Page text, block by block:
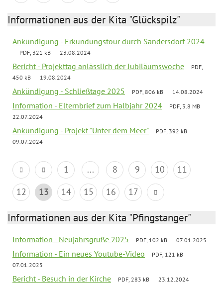
Informationen aus der Kita "Glückspilz"
Ankündigung - Erkundungstour durch Sandersdorf 2024
PDF, 321 kB 23.08.2024
Bericht - Projekttag anlässlich der Jubiläumswoche
PDF,
450 kB
19.08.2024
Ankündigung - Schließtage 2025 PDF, 806 kB 14.08.2024
Information - Elternbrief zum Halbjahr 2024
PDF, 3.8 MB
22.07.2024
Ankündigung - Projekt "Unter dem Meer"
PDF, 392 kB
09.07.2024
1 ... 8 9 10
11
12
13 14 15 16 17
Informationen aus der Kita "Pfingstanger"
Information - Neujahrsgrüße 2025 PDF, 102 kB 07.01.2025
Information - Ein neues Youtube-Video
PDF, 121 kB
07.01.2025
Bericht - Besuch in der Kirche PDF, 283 kB 23.12.2024